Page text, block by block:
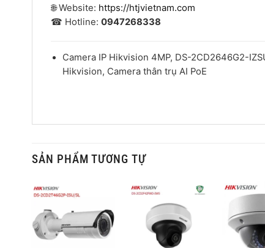
🌐 Website: https://htjvietnam.com
☎ Hotline: 0947268338
Camera IP Hikvision 4MP, DS-2CD2646G2-
Hikvision, Camera thân trụ AI PoE
SẢN PHẨM TƯƠNG TỰ